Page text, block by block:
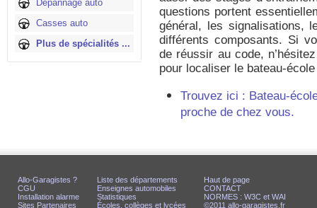
Dépannage auto
Casses auto
Plus de spécialités ...
questions portent
général, les signalisations,
différents composants. Si
de réussir au code,
pour localiser le bateau-
Trouvez ici : Bateau-
proche de chez vous.
Allo-Garagistes ?
CGU
Installation alarme
Sites Partenaires
Liste des départements
Enseignes automobiles
Statistiques
Écoles, collèges et lycées
Haut de page
CONTACT
NORMES : W3C et WAI
©2011 allo-garagistes.fr